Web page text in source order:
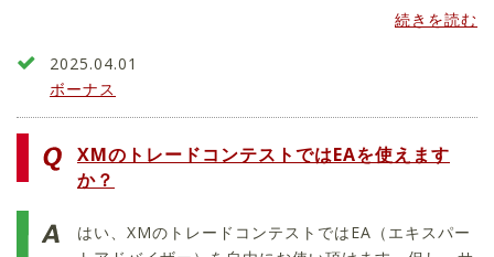
続きを読む
2025.04.01
ボーナス
XMのトレードコンテストではEAを使えます
か？
はい、XMのトレードコンテストではEA（エキスパー